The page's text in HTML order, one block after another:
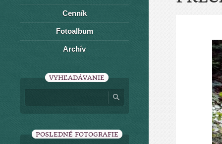
Cenník
Fotoalbum
Archív
VYHĽADÁVANIE
POSLEDNÉ FOTOGRAFIE